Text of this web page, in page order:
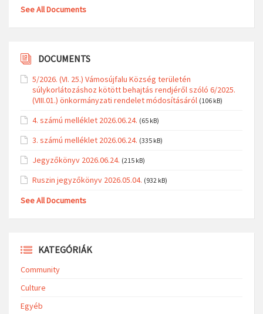
See All Documents
DOCUMENTS
5/2026. (VI. 25.) Vámosújfalu Község területén
súlykorlátozáshoz kötött behajtás rendjéről szóló 6/2025.
(VIII.01.) önkormányzati rendelet módosításáról (106 kB)
4. számú melléklet 2026.06.24. (65 kB)
3. számú melléklet 2026.06.24. (335 kB)
Jegyzőkönyv 2026.06.24. (215 kB)
Ruszin jegyzőkönyv 2026.05.04. (932 kB)
See All Documents
KATEGÓRIÁK
Community
Culture
Egyéb